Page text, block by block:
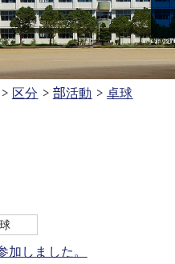
区分 部活動 卓球
加しました。